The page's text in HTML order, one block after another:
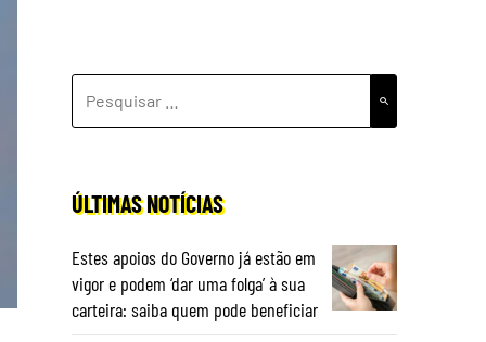
POR:
ÚLTIMAS NOTÍCIAS
Estes apoios do Governo já estão em
vigor e podem ‘dar uma folga’ à sua
carteira: saiba quem pode beneficiar